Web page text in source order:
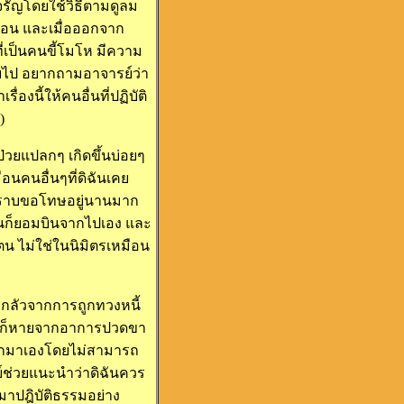
ญโดยใช้วิธีตามดูลม
น และเมื่อออกจาก
เป็นคนขี้โมโห มีความ
ป อยากถามอาจารย์ว่า
เรื่องนี้ให้คนอื่นที่ปฏิบัติ
ยแปลกๆ เกิดขึ้นบ่อยๆ
อนคนอื่นๆที่ดิฉันเคย
าบขอโทษอยู่นานมาก
ยอมบินจากไปเอง และ
น ไม่ใช่ในนิมิตรเหมือน
ลัวจากการถูกทวงหนี้
หายจากอาการปวดขา
าเองโดยไม่สามารถ
ช่วยแนะนำว่าดิฉันควร
าปฎิบัติธรรมอย่าง